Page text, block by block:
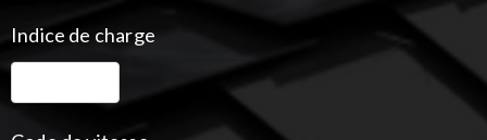
Indice de charge